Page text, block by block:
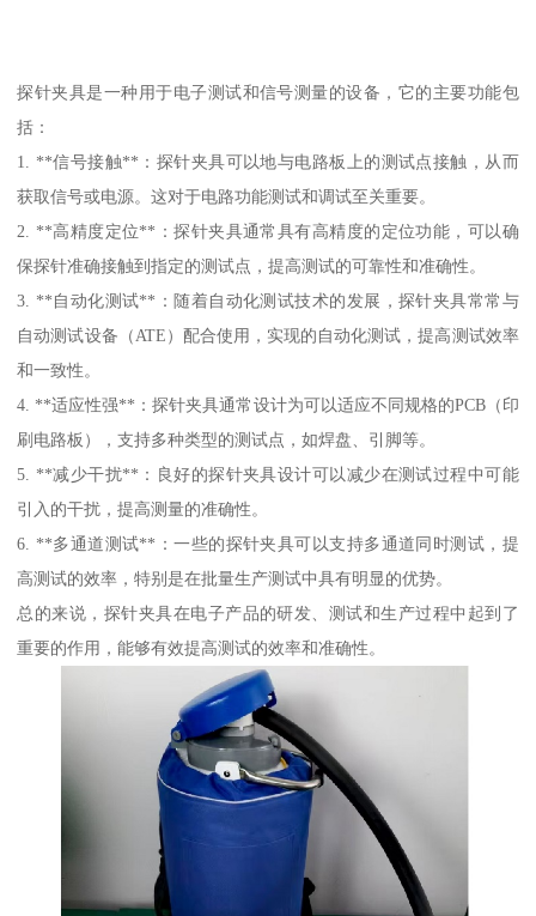
探针夹具是一种用于电子测试和信号测量的设备，它的主要功能包
括：
1. **信号接触**：探针夹具可以地与电路板上的测试点接触，从而
获取信号或电源。这对于电路功能测试和调试至关重要。
2. **高精度定位**：探针夹具通常具有高精度的定位功能，可以确
保探针准确接触到指定的测试点，提高测试的可靠性和准确性。
3. **自动化测试**：随着自动化测试技术的发展，探针夹具常常与
自动测试设备（ATE）配合使用，实现的自动化测试，提高测试效率
和一致性。
4. **适应性强**：探针夹具通常设计为可以适应不同规格的PCB（印
刷电路板），支持多种类型的测试点，如焊盘、引脚等。
5. **减少干扰**：良好的探针夹具设计可以减少在测试过程中可能
引入的干扰，提高测量的准确性。
6. **多通道测试**：一些的探针夹具可以支持多通道同时测试，提
高测试的效率，特别是在批量生产测试中具有明显的优势。
总的来说，探针夹具在电子产品的研发、测试和生产过程中起到了
重要的作用，能够有效提高测试的效率和准确性。